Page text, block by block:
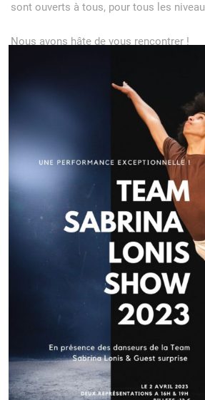
sont ouverts à tous, pour tous les
Nous avons hâte de vous rencontrer !
Navigation
de
l’article